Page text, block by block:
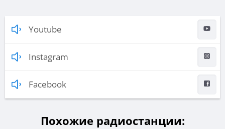
Youtube
Instagram
Facebook
Похожие радиостанции: